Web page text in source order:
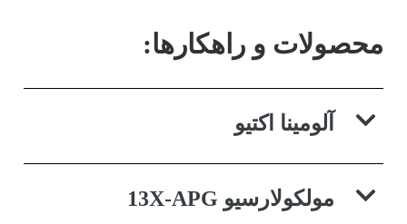
محصولات و راهکارها:
آلومینا اکتیو
مولکولارسیو 13X-APG